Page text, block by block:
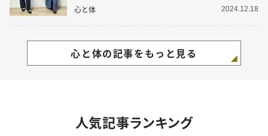
心と体 2024.12.18
心と体の記事をもっと見る
人気記事ランキング